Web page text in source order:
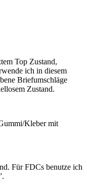
Top Zustand,
ich in diesem
Briefumschläge
Zustand.
Kleber mit
Für FDCs benutze ich